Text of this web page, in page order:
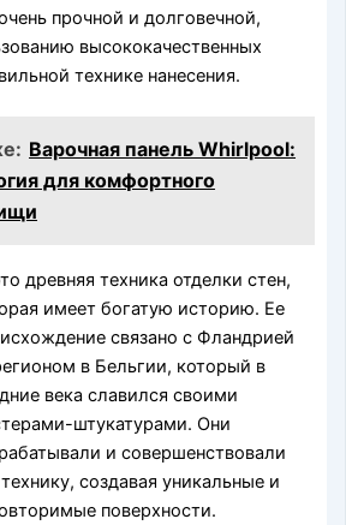
прочной и долговечной,
высококачественных
технике нанесения.
Варочная панель Whirlpool:
для комфортного
древняя техника отделки стен,
имеет богатую историю. Ее
связано с Фландрией
в Бельгии, который в
века славился своими
штукатурами. Они
и совершенствовали
создавая уникальные и
поверхности.